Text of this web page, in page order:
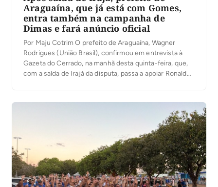
Araguaína, que já está com Gomes,
entra também na campanha de
Dimas e fará anúncio oficial
Por Maju Cotrim O prefeito de Araguaína, Wagner
Rodrigues (União Brasil), confirmou em entrevista à
Gazeta do Cerrado, na manhã desta quinta-feira, que,
com a saída de Irajá da disputa, passa a apoiar Ronaldo
isso as […]